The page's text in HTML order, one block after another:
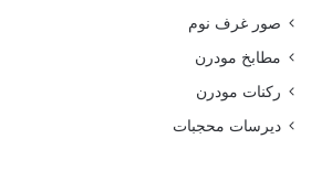
صور غرف نوم
مطابخ مودرن
ركنات مودرن
ديرسات محجبات